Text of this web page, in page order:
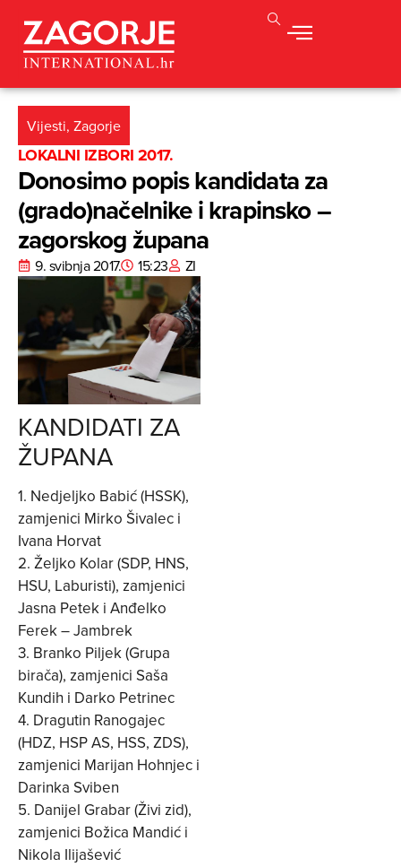
Vijesti, Zagorje
LOKALNI IZBORI 2017.
Donosimo popis kandidata za
(grado)načelnike i krapinsko –
zagorskog župana
9. svibnja 2017. 15:23 ZI
KANDIDATI ZA
ŽUPANA
1. Nedjeljko Babić (HSSK),
zamjenici Mirko Šivalec i
Ivana Horvat
2. Željko Kolar (SDP, HNS,
HSU, Laburisti), zamjenici
Jasna Petek i Anđelko
Ferek – Jambrek
3. Branko Piljek (Grupa
birača), zamjenici Saša
Kundih i Darko Petrinec
4. Dragutin Ranogajec
(HDZ, HSP AS, HSS, ZDS),
zamjenici Marijan Hohnjec i
Darinka Sviben
5. Danijel Grabar (Živi zid),
zamjenici Božica Mandić i
Nikola Ilijašević